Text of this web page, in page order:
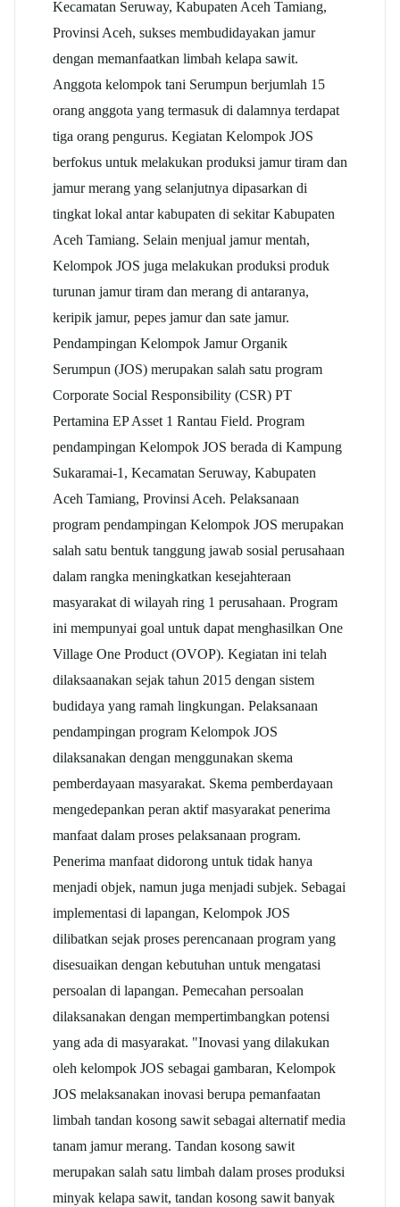
Kecamatan Seruway, Kabupaten Aceh Tamiang,
Provinsi Aceh, sukses membudidayakan jamur
dengan memanfaatkan limbah kelapa sawit.
Anggota kelompok tani Serumpun berjumlah 15
orang anggota yang termasuk di dalamnya terdapat
tiga orang pengurus. Kegiatan Kelompok JOS
berfokus untuk melakukan produksi jamur tiram dan
jamur merang yang selanjutnya dipasarkan di
tingkat lokal antar kabupaten di sekitar Kabupaten
Aceh Tamiang. Selain menjual jamur mentah,
Kelompok JOS juga melakukan produksi produk
turunan jamur tiram dan merang di antaranya,
keripik jamur, pepes jamur dan sate jamur.
Pendampingan Kelompok Jamur Organik
Serumpun (JOS) merupakan salah satu program
Corporate Social Responsibility (CSR) PT
Pertamina EP Asset 1 Rantau Field. Program
pendampingan Kelompok JOS berada di Kampung
Sukaramai-1, Kecamatan Seruway, Kabupaten
Aceh Tamiang, Provinsi Aceh. Pelaksanaan
program pendampingan Kelompok JOS merupakan
salah satu bentuk tanggung jawab sosial perusahaan
dalam rangka meningkatkan kesejahteraan
masyarakat di wilayah ring 1 perusahaan. Program
ini mempunyai goal untuk dapat menghasilkan One
Village One Product (OVOP). Kegiatan ini telah
dilaksaanakan sejak tahun 2015 dengan sistem
budidaya yang ramah lingkungan. Pelaksanaan
pendampingan program Kelompok JOS
dilaksanakan dengan menggunakan skema
pemberdayaan masyarakat. Skema pemberdayaan
mengedepankan peran aktif masyarakat penerima
manfaat dalam proses pelaksanaan program.
Penerima manfaat didorong untuk tidak hanya
menjadi objek, namun juga menjadi subjek. Sebagai
implementasi di lapangan, Kelompok JOS
dilibatkan sejak proses perencanaan program yang
disesuaikan dengan kebutuhan untuk mengatasi
persoalan di lapangan. Pemecahan persoalan
dilaksanakan dengan mempertimbangkan potensi
yang ada di masyarakat. "Inovasi yang dilakukan
oleh kelompok JOS sebagai gambaran, Kelompok
JOS melaksanakan inovasi berupa pemanfaatan
limbah tandan kosong sawit sebagai alternatif media
tanam jamur merang. Tandan kosong sawit
merupakan salah satu limbah dalam proses produksi
minyak kelapa sawit, tandan kosong sawit banyak